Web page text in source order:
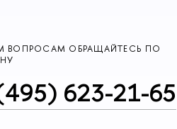
ВОПРОСАМ ОБРАЩАЙТЕСЬ ПО
623-21-65